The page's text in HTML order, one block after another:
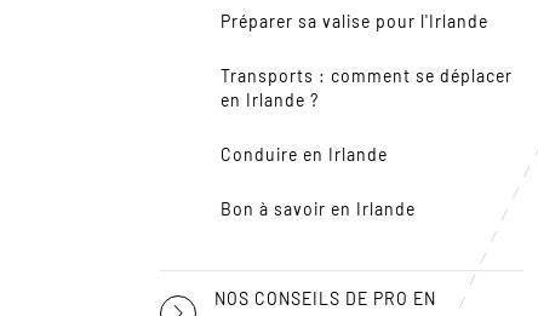
Préparer sa valise pour l'Irlande
Transports : comment se déplacer
en Irlande ?
Conduire en Irlande
Bon à savoir en Irlande
NOS CONSEILS DE PRO EN